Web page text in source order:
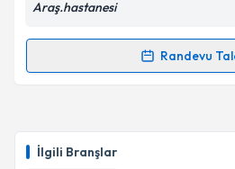
İlgili Branşlar
'ni okudum ve
kapsamda işlenmesini
Araş.hastanesi
Randevu
Randevu Takvimi Talebi
için bir takvim hazırlandığında